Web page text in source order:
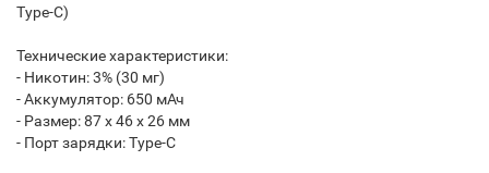
Type-C)
Технические характеристики:
- Никотин: 3% (30 мг)
- Аккумулятор: 650 мАч
- Размер: 87 x 46 x 26 мм
- Порт зарядки: Type-C